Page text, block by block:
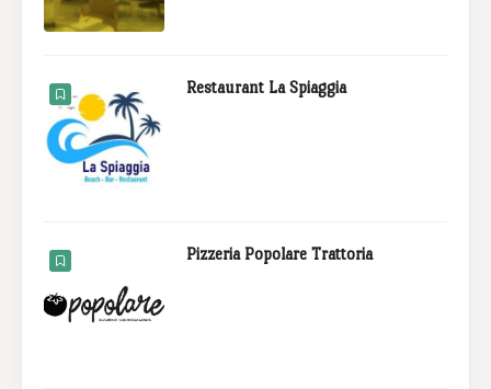
Restaurant La Spiaggia
Pizzeria Popolare Trattoria